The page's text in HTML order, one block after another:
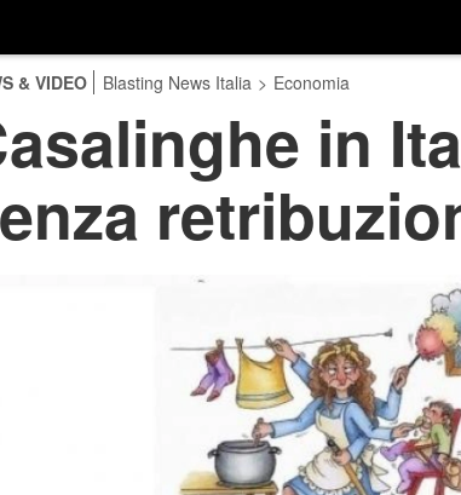
& VIDEO Blasting News Italia > Economia
in